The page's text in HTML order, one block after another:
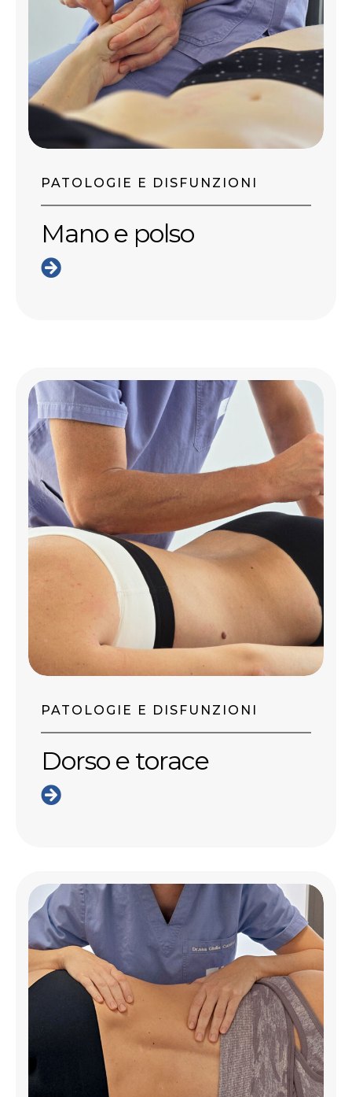
PATOLOGIE E DISFUNZIONI
Mano e polso
PATOLOGIE E DISFUNZIONI
Dorso e torace